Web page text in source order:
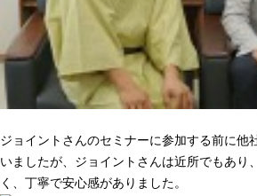
ジョイントさんのセミナーに参加する前に他
いましたが、ジョイントさんは近所でもあり
く、丁寧で安心感がありました。